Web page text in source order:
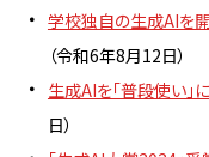
学校独自の生成AIを
（令和6年8月12日）
生成AIを「普段使い」
日）